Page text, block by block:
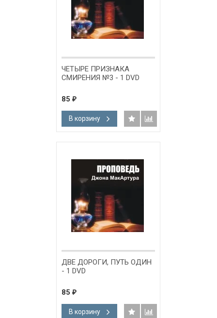
ЧЕТЫРЕ ПРИЗНАКА
СМИРЕНИЯ №3 - 1 DVD
85 ₽
В корзину
ДВЕ ДОРОГИ, ПУТЬ ОДИН
- 1 DVD
85 ₽
В корзину